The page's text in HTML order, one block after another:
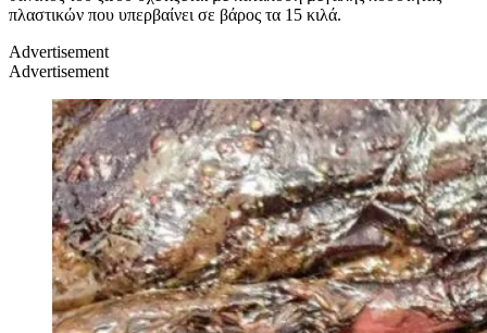
πλαστικών που υπερβαίνει σε βάρος τα 15 κιλά.
Advertisement
Advertisement